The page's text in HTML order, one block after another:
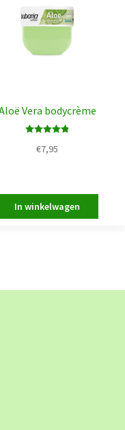
Vera bodycrème
4.83 uit 5
€7,95